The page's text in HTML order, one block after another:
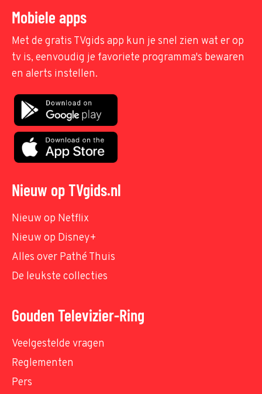
Mobiele apps
Met de gratis TVgids app kun je snel zien wat er op
tv is, eenvoudig je favoriete programma's bewaren
en alerts instellen.
Nieuw op TVgids.nl
Nieuw op Netflix
Nieuw op Disney+
Alles over Pathé Thuis
De leukste collecties
Gouden Televizier-Ring
Veelgestelde vragen
Reglementen
Pers